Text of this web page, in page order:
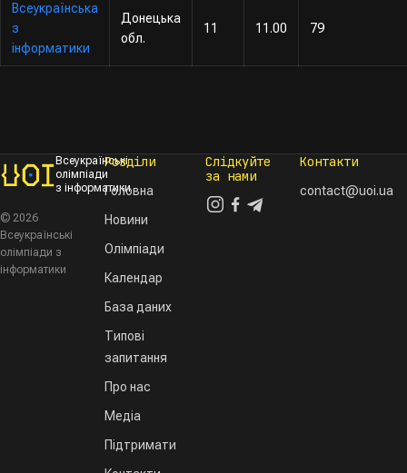
Всеукраїнська
з
інформатики
Донецька
обл.
11 11.00 79
Всеукраїнські
олімпіади
з інформатики
© 2026
Всеукраїнські
олімпіади з
інформатики
Розділи
Головна
Новини
Олімпіади
Календар
База даних
Типові
запитання
Про нас
Медіа
Підтримати
Слідкуйте
за нами
Контакти
contact@uoi.ua